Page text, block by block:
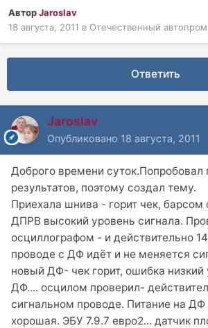
АвторJaroslav
18 августа, 2011 в Отечественный
Ответить
Jaroslav
Опубликовано 18 августа, 2011
Доброго времени суток.Попробовал
результатов, поэтому создал тему.
Приехала шнива - горит чек, барсом
ДПРВ высокий уровень сигнала.
осциллографом - и действительно
проводе с ДФ идёт и не меняется
новый ДФ- чек горит, ошибка низкий
ДФ.... осцилом проверил-
сигнальном проводе. Питание на
хорошая. ЭБУ 7.9.7 евро2... датчик